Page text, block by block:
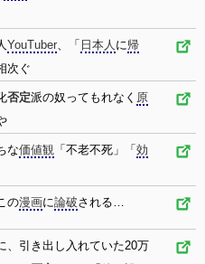
YouTuber、「 日本人 に帰
次ぐ
否定派の奴ってもれなく 原
な価値観 「不老不死」「 効
の漫画に論破される…
、引き出し入れていた20万